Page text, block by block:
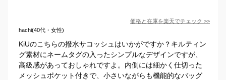
価格と在庫を楽天でチェック >>
hachi(40代・女性)
KiUのこちらの撥水サコッシュはいかがですか？キルティン
グ素材にネームタグの入ったシンプルなデザインですが、
高級感があっておしゃれですよ。内側には細かく仕切った
メッシュポケット付きで、小さいながらも機能的なバッグ